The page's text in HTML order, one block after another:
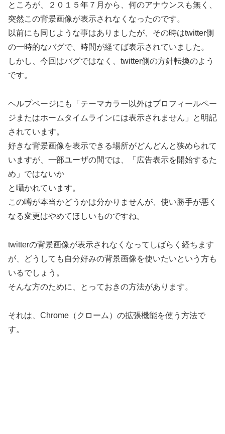
ところが、２０１５年７月から、何のアナウンスも無く、
突然この背景画像が表示されなくなったのです。
以前にも同じような事はありましたが、その時はtwitter側
の一時的なバグで、時間が経てば表示されていました。
しかし、今回はバグではなく、twitter側の方針転換のよう
です。
ヘルプページにも「テーマカラー以外はプロフィールペー
ジまたはホームタイムラインには表示されません」と明記
されています。
好きな背景画像を表示できる場所がどんどんと狭められて
いますが、一部ユーザの間では、「広告表示を開始するた
め」ではないか
と囁かれています。
この噂が本当かどうかは分かりませんが、使い勝手が悪く
なる変更はやめてほしいものですね。
twitterの背景画像が表示されなくなってしばらく経ちます
が、どうしても自分好みの背景画像を使いたいという方も
いるでしょう。
そんな方のために、とっておきの方法があります。
それは、Chrome（クローム）の拡張機能を使う方法で
す。